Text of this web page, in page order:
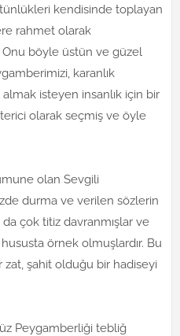
kendisinde toplayan
rahmet olarak
böyle üstün ve güzel
karanlık
isteyen insanlık için bir
olarak seçmiş ve öyle
olan Sevgili
durma ve verilen sözlerin
çok titiz davranmışlar ve
örnek olmuşlardır. Bu
zat, şahit olduğu bir hadiseyi
Peygamberliği tebliğ